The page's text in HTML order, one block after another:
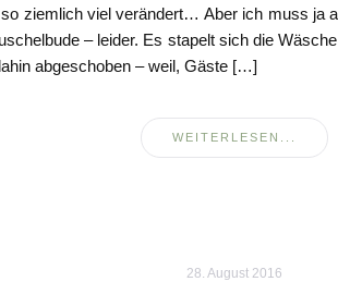
ziemlich viel verändert… Aber ich muss ja
– leider. Es stapelt sich die
abgeschoben – weil, Gäste […]
WEITERLESEN...
28. August 2016